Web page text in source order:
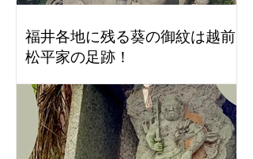
福井各地に残る葵の御紋は越前
松平家の足跡！